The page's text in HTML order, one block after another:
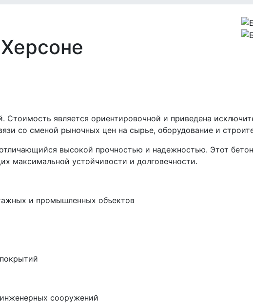
Стоимость является ориентировочной и приведена
со сменой рыночных цен на сырье, оборудование и
высокой прочностью и надежностью. Этот
максимальной устойчивости и долговечности.
и промышленных объектов
сооружений